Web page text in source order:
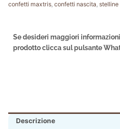
confetti maxtris, confetti nascita,
Se desideri maggiori
prodotto clicca sul pulsante
Descrizione